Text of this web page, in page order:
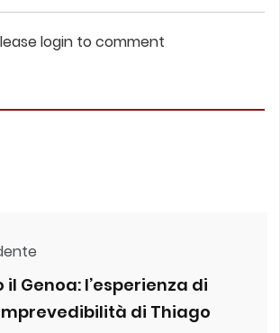
login to comment
il Genoa: l’esperienza di
di Thiago